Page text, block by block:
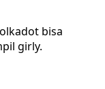
bisa
girly.